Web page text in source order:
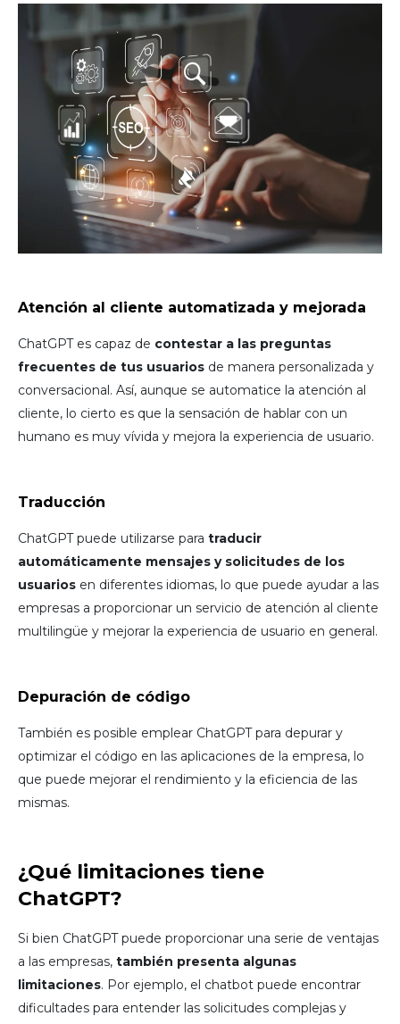
Atención al cliente automatizada y mejorada
ChatGPT es capaz de contestar a las preguntas
frecuentes de tus usuarios de manera personalizada y
conversacional. Así, aunque se automatice la atención al
cliente, lo cierto es que la sensación de hablar con un
humano es muy vívida y mejora la experiencia de usuario.
Traducción
ChatGPT puede utilizarse para traducir
automáticamente mensajes y solicitudes de los
usuarios en diferentes idiomas, lo que puede ayudar a las
empresas a proporcionar un servicio de atención al cliente
multilingüe y mejorar la experiencia de usuario en general.
Depuración de código
También es posible emplear ChatGPT para depurar y
optimizar el código en las aplicaciones de la empresa, lo
que puede mejorar el rendimiento y la eficiencia de las
mismas.
¿Qué limitaciones tiene
ChatGPT?
Si bien ChatGPT puede proporcionar una serie de ventajas
a las empresas, también presenta algunas
limitaciones. Por ejemplo, el chatbot puede encontrar
dificultades para entender las solicitudes complejas y